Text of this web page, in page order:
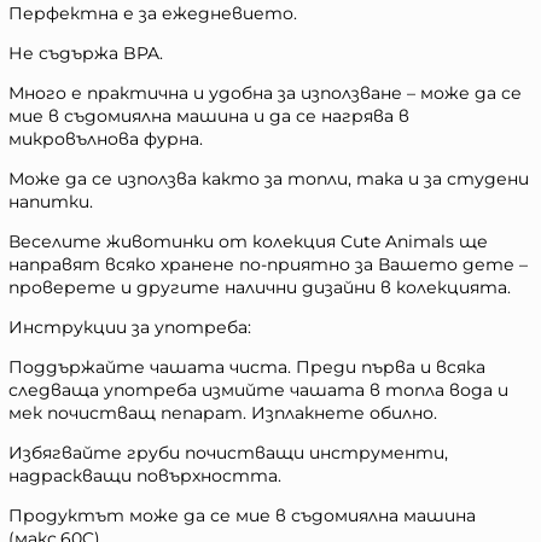
Перфектна е за ежедневието.
Не съдържа BPA.
Много е практична и удобна за използване – може да се
мие в съдомиялна машина и да се нагрява в
микровълнова фурна.
Може да се използва както за топли, така и за студени
напитки.
Веселите животинки от колекция Cute Animals ще
направят всяко хранене по-приятно за Вашето дете –
проверете и другите налични дизайни в колекцията.
Инструкции за употреба:
Поддържайте чашата чиста. Преди първа и всяка
следваща употреба измийте чашата в топла вода и
мек почистващ пепарат. Изплакнете обилно.
Избягвайте груби почистващи инструменти,
надраскващи повърхността.
Продуктът може да се мие в съдомиялна машина